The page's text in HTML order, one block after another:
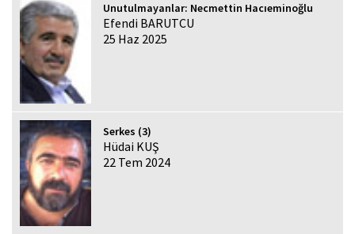
Unutulmayanlar: Necmettin Hacıeminoğlu
Efendi BARUTCU
25 Haz 2025
Serkes (3)
Hüdai KUŞ
22 Tem 2024